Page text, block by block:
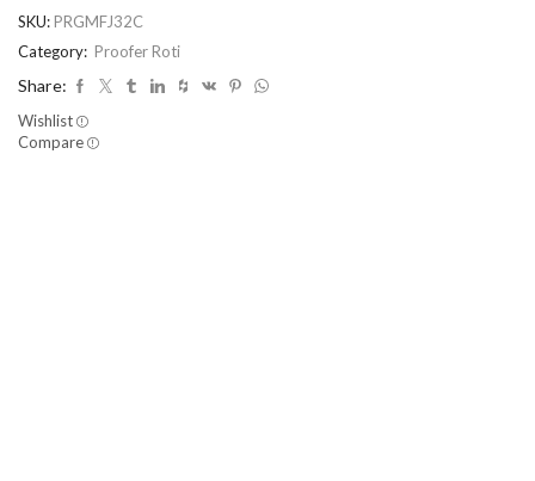
SKU: PRGMFJ32C
Category: Proofer Roti
Share:
Wishlist
Compare